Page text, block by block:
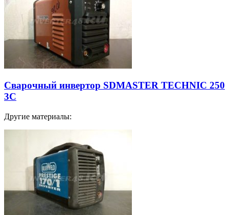
Сварочный инвертор SDMASTER TECHNIC 250
3C
Другие материалы: